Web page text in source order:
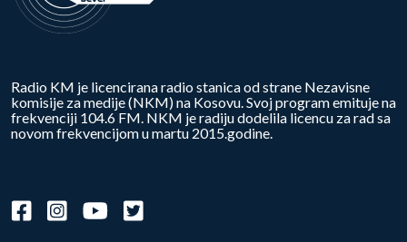
Radio KM je licencirana radio stanica od strane Nezavisne
komisije za medije (NKM) na Kosovu. Svoj program emituje na
frekvenciji 104.6 FM. NKM je radiju dodelila licencu za rad sa
novom frekvencijom u martu 2015.godine.